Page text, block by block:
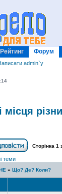
Рейтинг Форум
admin`у
місця
Сторінка 1
теми
» Що? Де? Коли?